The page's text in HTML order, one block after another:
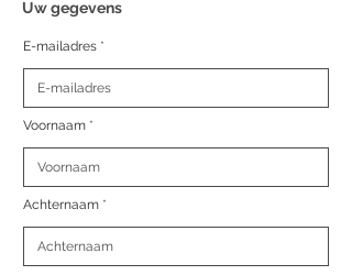
E-mailadres
Voornaam
Achternaam
Uw gegevens